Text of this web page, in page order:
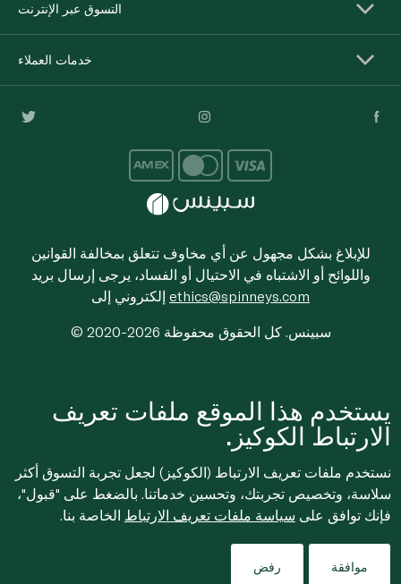
التسوق عبر الإنترنت
خدمات العملاء
للإبلاغ بشكل مجهول عن أي مخاوف تتعلق بمخالفة القوانين
واللوائح أو الاشتباه في الاحتيال أو الفساد، يرجى إرسال بريد
ethics@spinneys.com
© 2020-2026 سبينس. كل الحقوق محفوظة
يستخدم هذا الموقع ملفات تعريف
الارتباط الكوكيز.
نستخدم ملفات تعريف الارتباط (الكوكيز) لجعل تجربة التسوق أكثر
سلاسة، وتخصيص تجربتك، وتحسين خدماتنا. بالضغط على "قبول"،
فإنك توافق على سياسة ملفات تعريف الارتباط الخاصة بنا.
موافقة رفض